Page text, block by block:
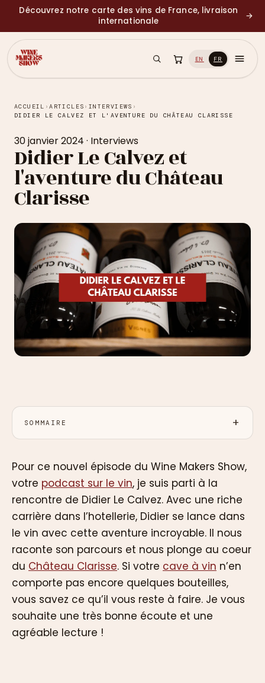
Découvrez notre carte des vins de France, livraison
internationale
→
EN FR
ACCUEIL ›ARTICLES › INTERVIEWS ›
DIDIER LE CALVEZ ET L'AVENTURE DU CHÂTEAU CLARISSE
30 janvier 2024 · Interviews
Didier Le Calvez et
l'aventure du Château
Clarisse
SOMMAIRE
Pour ce nouvel épisode du Wine Makers Show,
votre podcast sur le vin, je suis parti à la
rencontre de Didier Le Calvez. Avec une riche
carrière dans l’hotellerie, Didier se lance dans
le vin avec cette aventure incroyable. Il nous
raconte son parcours et nous plonge au coeur
du Château Clarisse. Si votre cave à vin n’en
comporte pas encore quelques bouteilles,
vous savez ce qu’il vous reste à faire. Je vous
souhaite une très bonne écoute et une
agréable lecture !